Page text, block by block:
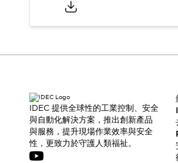
IDEC 提供全球性的工業控制、安全
與自動化解決方案，推出創新產品
與服務，提升現場作業效率與安全
性，更致力於守護人類福祉。